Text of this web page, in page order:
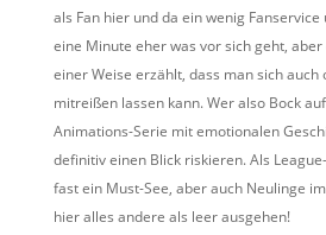
als Fan hier und da ein wenig
eine Minute eher was vor sich geht,
einer Weise erzählt, dass man sich auch
mitreißen lassen kann. Wer also Bock
Animations-Serie mit emotionalen
definitiv einen Blick riskieren. Als
fast ein Must-See, aber auch Neulinge
hier alles andere als leer ausgehen!